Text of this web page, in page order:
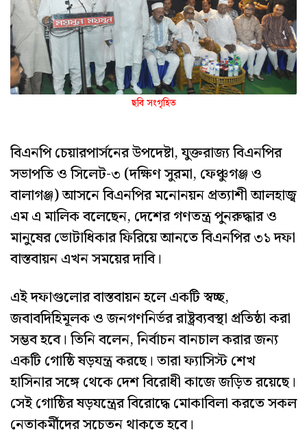
ছবি সংগৃহিত
বিএনপি চেয়ারপার্সনের উপদেষ্টা, যুক্তরাজ্য বিএনপির
সভাপতি ও সিলেট-৩ (দক্ষিণ সুরমা, ফেঞ্চুগঞ্জ ও
বালাগঞ্জ) আসনে বিএনপির মনোনয়ন প্রত্যাশী আলহাজ্ব
এম এ মালিক বলেছেন, দেশের গণতন্ত্র পুনরুদ্ধার ও
মানুষের ভোটাধিকার ফিরিয়ে আনতে বিএনপির ৩১ দফা
বাস্তবায়ন এখন সময়ের দাবি।
এই দফাগুলোর বাস্তবায়ন হলে একটি স্বচ্ছ,
জবাবদিহিমূলক ও জনগণনির্ভর রাষ্ট্রব্যবস্থা প্রতিষ্ঠা করা
সম্ভব হবে। তিনি বলেন, নির্বাচন বানচাল করার জন্য
একটি গোষ্ঠি ষড়যন্ত্র করছে। তারা ফ্যাসিস্ট শেখ
হাসিনার সঙ্গে থেকে দেশ বিরোধী কাজে জড়িত রয়েছে।
সেই গোষ্ঠির ষড়যন্ত্রের বিরোদ্ধে মোকাবিলা করতে সকল
নেতাকর্মীদের সচেতন থাকতে হবে।